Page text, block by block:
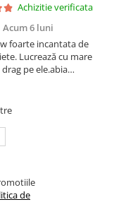
Achizitie verificata
Acum 6 luni
foarte incantata de
Lucrează cu mare
drag pe ele.abia
din ce in ce mai
de